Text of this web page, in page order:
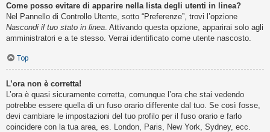
Come posso evitare di apparire nella lista degli utenti in linea?
Nel Pannello di Controllo Utente, sotto “Preferenze”, trovi l’opzione
Nascondi il tuo stato in linea . Attivando questa opzione, apparirai solo agli
amministratori e a te stesso. Verrai identificato come utente nascosto.
Top
L’ora non è corretta!
L’ora è quasi sicuramente corretta, comunque l’ora che stai vedendo
potrebbe essere quella di un fuso orario differente dal tuo. Se così fosse,
devi cambiare le impostazioni del tuo profilo per il fuso orario e farlo
coincidere con la tua area, es. London, Paris, New York, Sydney, ecc.